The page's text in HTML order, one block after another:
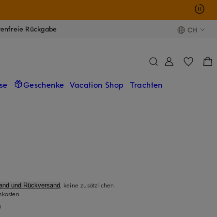
Rückgabe CH
Geschenke Vacation Shop Trachten
und Rückversand, keine zusätzlichen